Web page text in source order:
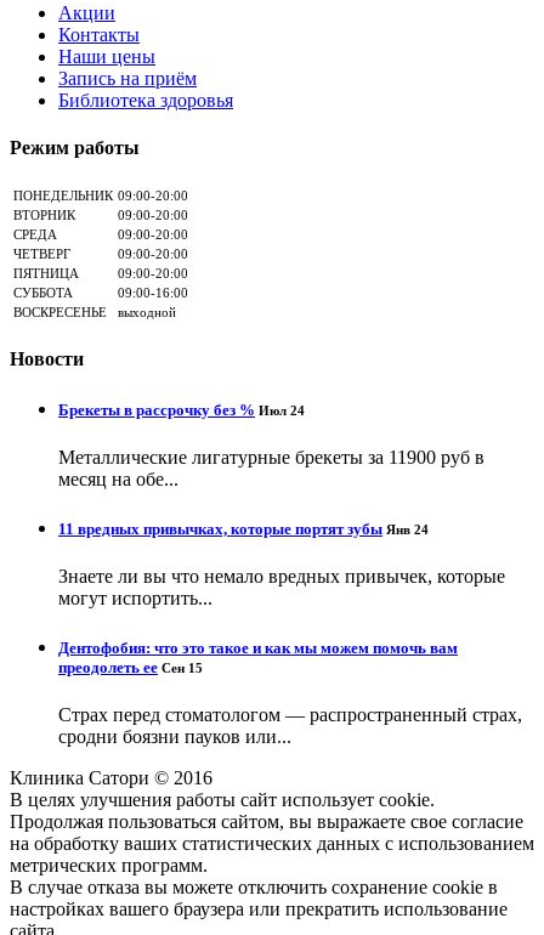
Акции
Контакты
Наши цены
Запись на приём
Библиотека здоровья
Режим работы
ПОНЕДЕЛЬНИК 09:00-20:00
ВТОРНИК
09:00-20:00
СРЕДА
09:00-20:00
ЧЕТВЕРГ
09:00-20:00
ПЯТНИЦА
09:00-20:00
СУББОТА
09:00-16:00
ВОСКРЕСЕНЬЕ
выходной
Новости
Брекеты в рассрочку без % Июл 24
Металлические лигатурные брекеты за 11900 руб в
месяц на обе...
11 вредных привычках, которые портят зубы Янв 24
Знаете ли вы что немало вредных привычек, которые
могут испортить...
Дентофобия: что это такое и как мы можем помочь вам
преодолеть ее Сен 15
Страх перед стоматологом — распространенный страх,
сродни боязни пауков или...
Клиника Сатори © 2016
В целях улучшения работы сайт использует cookie.
Продолжая пользоваться сайтом, вы выражаете свое согласие
на обработку ваших статистических данных с использованием
метрических программ.
В случае отказа вы можете отключить сохранение cookie в
настройках вашего браузера или прекратить использование